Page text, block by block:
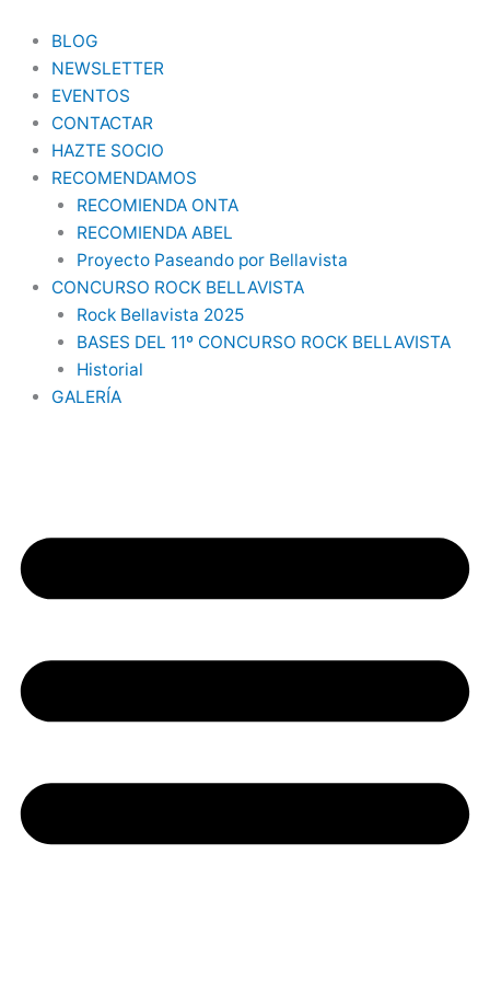
contenido
BLOG
NEWSLETTER
EVENTOS
CONTACTAR
HAZTE SOCIO
RECOMENDAMOS
RECOMIENDA ONTA
RECOMIENDA ABEL
Proyecto Paseando por Bellavista
CONCURSO ROCK BELLAVISTA
Rock Bellavista 2025
BASES DEL 11º CONCURSO ROCK BELLAVISTA
Historial
GALERÍA